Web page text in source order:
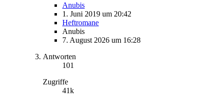
Anubis
1. Juni 2019 um 20:42
Heftromane
Anubis
7. August 2026 um 16:28
Antworten
101
Zugriffe
41k